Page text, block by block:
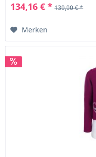
134,16 € * 139,90 € *
Merken